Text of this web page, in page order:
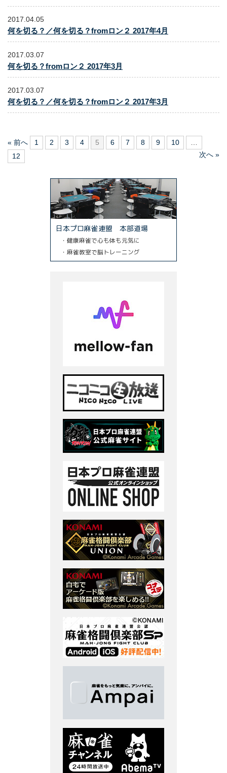
2017.04.05
何を切る？／何を切る？fromロン２ 2017年4月
2017.03.07
何を切る？fromロン２ 2017年3月
2017.03.07
何を切る？／何を切る？fromロン２ 2017年3月
« 前へ 1 2 3 4 5 6 7 8 9 10
…
12
次へ »
日本プロ麻雀連盟 本部道場
・健康麻雀で心も体も元気に
・麻雀教室で脳トレーニング